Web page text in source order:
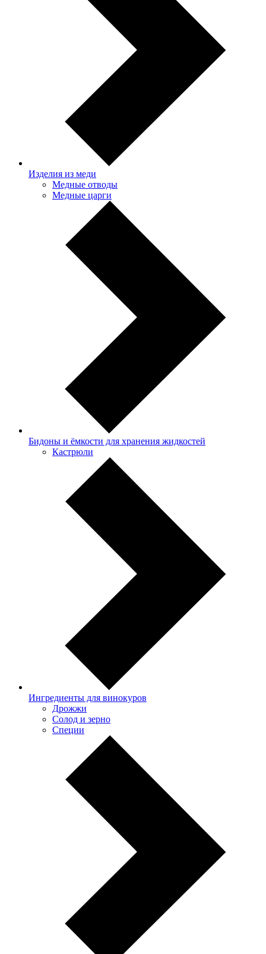
Изделия из меди
Медные отводы
Медные царги
Бидоны и ёмкости для хранения жидкостей
Кастрюли
Ингредиенты для винокуров
Дрожжи
Солод и зерно
Специи